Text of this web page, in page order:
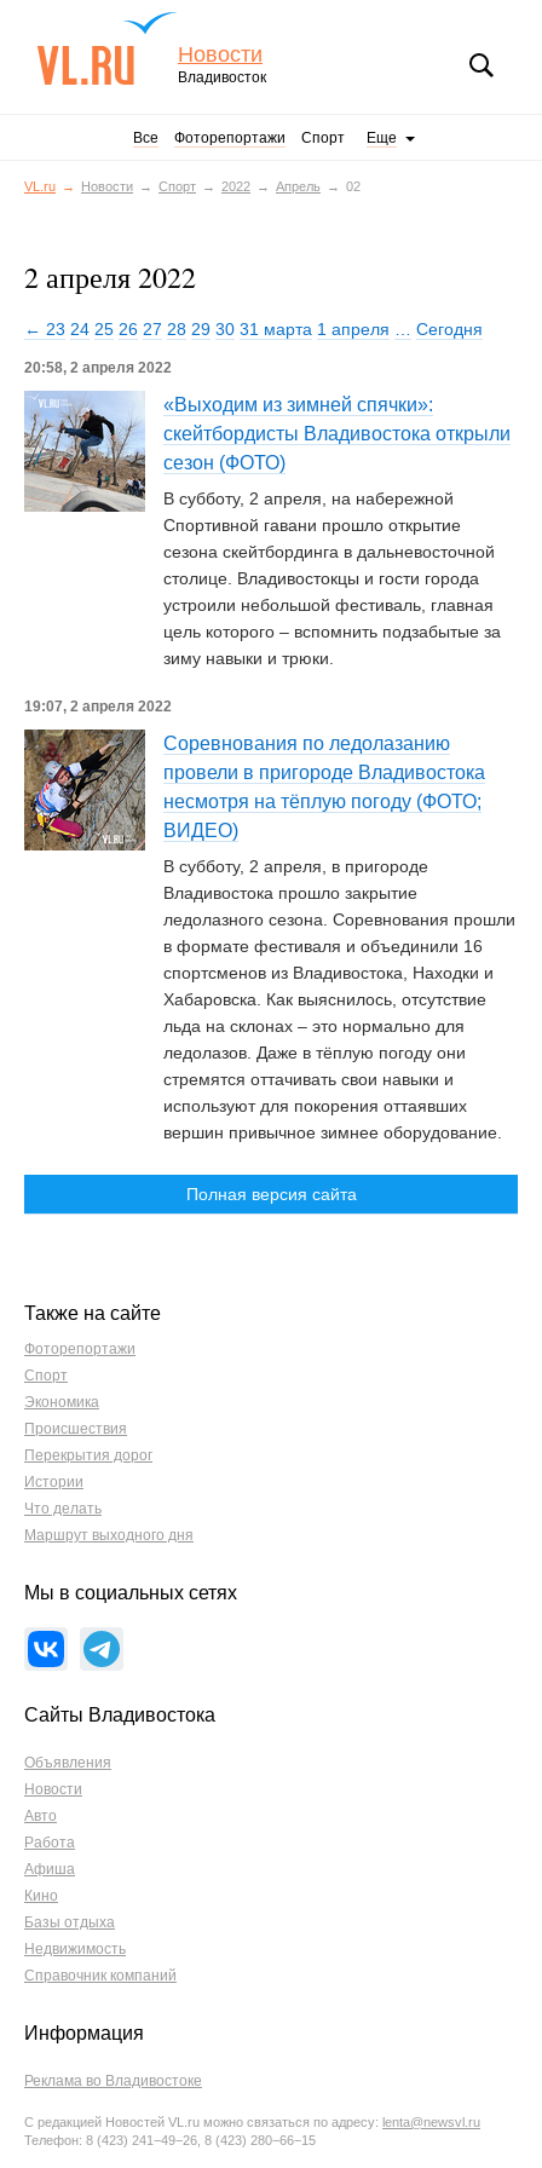
Новости
Владивосток
Все Фоторепортажи Спорт Еще
VL.ru Новости Спорт 2022 Апрель 02
2 апреля 2022
← 23 24 25 26 27 28 29 30 31 марта 1 апреля Сегодня
20:58, 2 апреля 2022
«Выходим из зимней спячки»:
скейтбордисты Владивостока открыли
сезон (ФОТО)
В субботу, 2 апреля, на набережной
Спортивной гавани прошло открытие
сезона скейтбординга в дальневосточной
столице. Владивостокцы и гости города
устроили небольшой фестиваль, главная
цель которого – вспомнить подзабытые за
зиму навыки и трюки.
19:07, 2 апреля 2022
Соревнования по ледолазанию
провели в пригороде Владивостока
несмотря на тёплую погоду (ФОТО;
ВИДЕО)
В субботу, 2 апреля, в пригороде
Владивостока прошло закрытие
ледолазного сезона. Соревнования прошли
в формате фестиваля и объединили 16
спортсменов из Владивостока, Находки и
Хабаровска. Как выяснилось, отсутствие
льда на склонах – это нормально для
ледолазов. Даже в тёплую погоду они
стремятся оттачивать свои навыки и
используют для покорения оттаявших
вершин привычное зимнее оборудование.
Полная версия сайта
Также на сайте
Фоторепортажи
Спорт
Экономика
Происшествия
Перекрытия дорог
Истории
Что делать
Маршрут выходного дня
Мы в социальных сетях
Сайты Владивостока
Объявления
Новости
Авто
Работа
Афиша
Кино
Базы отдыха
Недвижимость
Справочник компаний
Информация
Реклама во Владивостоке
С редакцией Новостей VL.ru можно связаться по адресу: lenta@newsvl.ru
Телефон: 8 (423) 241−49−26, 8 (423) 280−66−15